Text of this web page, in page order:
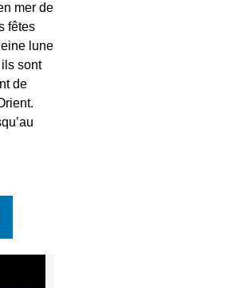
mer de
fêtes
lune
sont
de